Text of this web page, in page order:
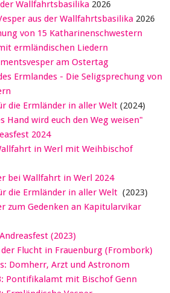
Wallfahrtsbasilika 2026
aus der Wallfahrtsbasilika 2026
von 15 Katharinenschwestern
ermländischen Liedern
am Ostertag
Ermlandes - Die Seligsprechung von
die Ermländer in aller Welt (2024)
Hand wird euch den Weg weisen"
2024
in Werl mit Weihbischof
bei Wallfahrt in Werl 2024
die Ermländer in aller Welt (2023)
zum Gedenken an Kapitularvikar
(2023)
Flucht in Frauenburg (Frombork)
Domherr, Arzt und Astronom
Pontifikalamt mit Bischof Genn